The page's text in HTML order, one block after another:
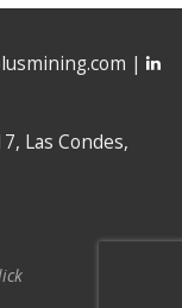
|
Las Condes,